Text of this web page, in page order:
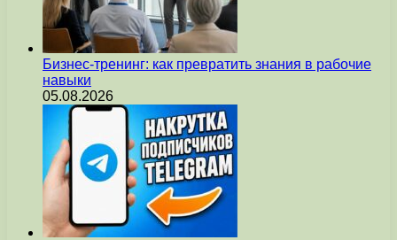
Бизнес-тренинг: как превратить знания в рабочие
навыки
05.08.2026